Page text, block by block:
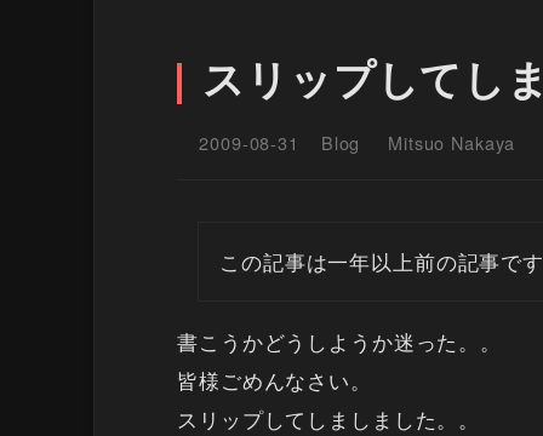
スリップしてし
2009-08-31 Blog Mitsuo Nakaya
この記事は一年以上前の記事です
書こうかどうしようか迷った。。
皆様ごめんなさい。
スリップしてしましました。。